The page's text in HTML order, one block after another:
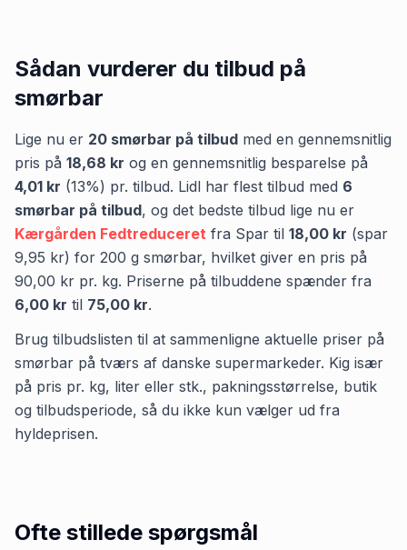
Sådan vurderer du tilbud på
smørbar
Lige nu er 20 smørbar på tilbud med en gennemsnitlig
pris på 18,68 kr og en gennemsnitlig besparelse på
4,01 kr (13%) pr. tilbud. Lidl har flest tilbud med 6
smørbar på tilbud, og det bedste tilbud lige nu er
Kærgården Fedtreduceret fra Spar til 18,00 kr (spar
9,95 kr) for 200 g smørbar, hvilket giver en pris på
90,00 kr pr. kg. Priserne på tilbuddene spænder fra
6,00 kr til 75,00 kr.
Brug tilbudslisten til at sammenligne aktuelle priser på
smørbar på tværs af danske supermarkeder. Kig især
på pris pr. kg, liter eller stk., pakningsstørrelse, butik
og tilbudsperiode, så du ikke kun vælger ud fra
hyldeprisen.
Ofte stillede spørgsmål